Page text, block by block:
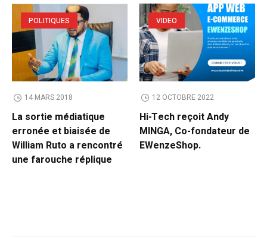
POLITIQUES
14 MARS 2018
La sortie médiatique
erronée et biaisée de
William Ruto a rencontré
une farouche réplique
VIDEO
12 OCTOBRE 2022
Hi-Tech reçoit Andy
MINGA, Co-fondateur de
EWenzeShop.